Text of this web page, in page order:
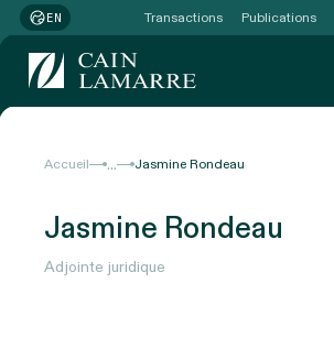
EN Transactions Publications
Accueil ... Jasmine Rondeau
Jasmine Rondeau
Adjointe juridique